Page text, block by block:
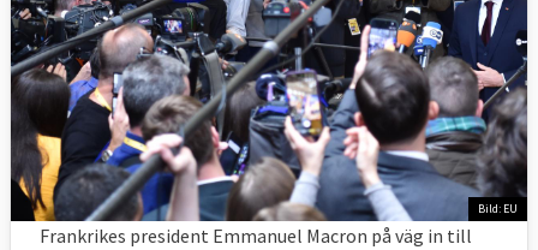
Bild: EU
Frankrikes president Emmanuel Macron på väg in till